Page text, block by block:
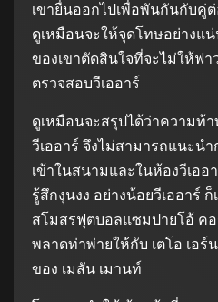
เขายื่นออกไปเพื่อพันกันกับคู่
ดูเหมือนจะให้จุดโทษอย่างแ
ของเขาตัดสินใจที่จะไม่ให้ฟา
ตรวจสอบวีเออาร์
ดูเหมือนจะสรุปได้ว่าความท้
วีเออาร์ จึงไม่สามารถแนะนํา
เข้าในสนามและในห้องวีเอ
รู้สึกงุนงง อย่างน้อยวีเออาร์
สโมสรฟุตบอลแซมปายโอ้ คอ
พลาดท่าพ่ายให้กับ เตโอ เอร์
ของ เมสัน เมานท์